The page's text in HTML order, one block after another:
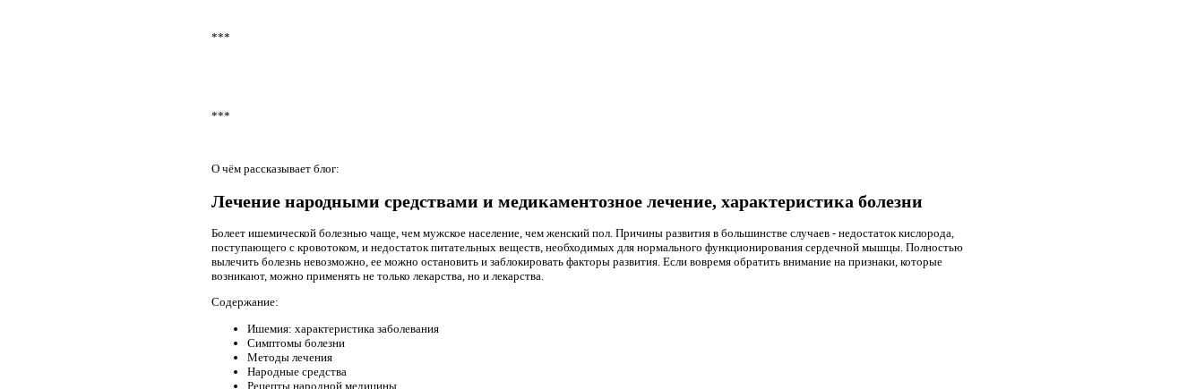
***
***
О чём рассказывает блог:
Лечение народными средствами и медикаментозное лечение, характеристика болезни
Болеет ишемической болезнью чаще, чем мужское население, чем женский пол. Причины развития в большинстве случаев - недостаток кислорода,
поступающего с кровотоком, и недостаток питательных веществ, необходимых для нормального функционирования сердечной мышцы. Полностью
вылечить болезнь невозможно, ее можно остановить и заблокировать факторы развития. Если вовремя обратить внимание на признаки, которые
возникают, можно применять не только лекарства, но и лекарства.
Содержание:
Ишемия: характеристика заболевания
Симптомы болезни
Методы лечения
Народные средства
Рецепты народной медицины